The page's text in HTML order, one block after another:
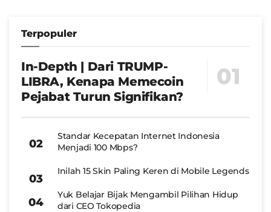
Terpopuler
In-Depth | Dari TRUMP-
LIBRA, Kenapa Memecoin
Pejabat Turun Signifikan?
Standar Kecepatan Internet Indonesia
Menjadi 100 Mbps?
Inilah 15 Skin Paling Keren di Mobile Legends
Yuk Belajar Bijak Mengambil Pilihan Hidup
dari CEO Tokopedia